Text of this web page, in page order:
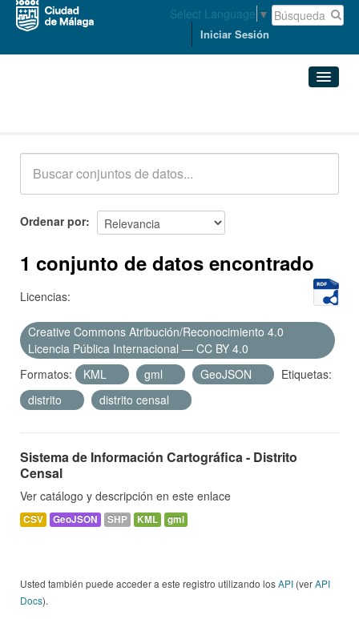
Select Language ▼
Iniciar Sesión
Acerca de
Ordenar por
1 conjunto de datos encontrado
Licencias:
Creative Commons Atribución/Reconocimiento 4.0
Licencia Pública Internacional — CC BY 4.0
Formatos:
KML gml GeoJSON
Etiquetas:
distrito
distrito censal
Sistema de Información Cartográfica - Distrito
Censal
Ver catálogo y descripción en este enlace
CSV GeoJSON SHP KML gml
Usted también puede acceder a este registro utilizando losAPI (verAPI
Docs).